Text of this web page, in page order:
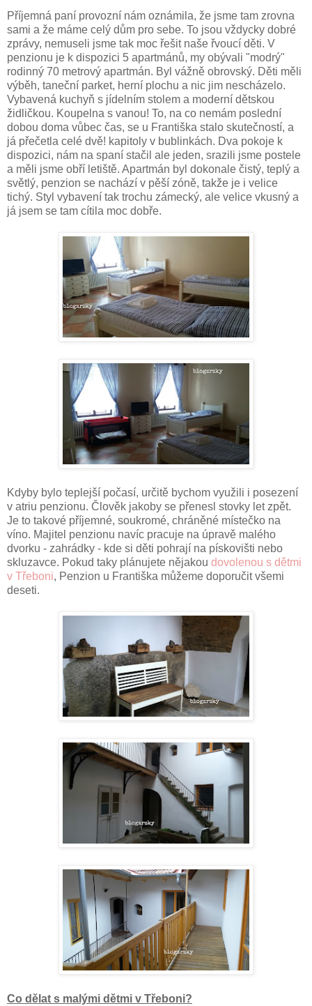
Příjemná paní provozní nám oznámila, že jsme tam zrovna
sami a že máme celý dům pro sebe. To jsou vždycky dobré
zprávy, nemuseli jsme tak moc řešit naše řvoucí děti. V
penzionu je k dispozici 5 apartmánů, my obývali "modrý"
rodinný 70 metrový apartmán. Byl vážně obrovský. Děti měli
výběh, taneční parket, herní plochu a nic jim nescházelo.
Vybavená kuchyň s jídelním stolem a moderní dětskou
židličkou. Koupelna s vanou! To, na co nemám poslední
dobou doma vůbec čas, se u Františka stalo skutečností, a
já přečetla celé dvě! kapitoly v bublinkách. Dva pokoje k
dispozici, nám na spaní stačil ale jeden, srazili jsme postele
a měli jsme obří letiště. Apartmán byl dokonale čistý, teplý a
světlý, penzion se nachází v pěší zóně, takže je i velice
tichý. Styl vybavení tak trochu zámecký, ale velice vkusný a
já jsem se tam cítila moc dobře.
Kdyby bylo teplejší počasí, určitě bychom využili i posezení
v atriu penzionu. Člověk jakoby se přenesl stovky let zpět.
Je to takové příjemné, soukromé, chráněné místečko na
víno. Majitel penzionu navíc pracuje na úpravě malého
dvorku - zahrádky - kde si děti pohrají na pískovišti nebo
skluzavce. Pokud taky plánujete nějakou dovolenou s dětmi
v Třeboni, Penzion u Františka můžeme doporučit všemi
deseti.
Co dělat s malými dětmi v Třeboni?